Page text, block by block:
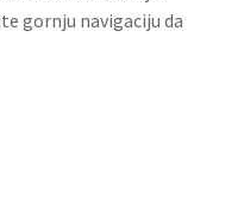
gornju navigaciju da